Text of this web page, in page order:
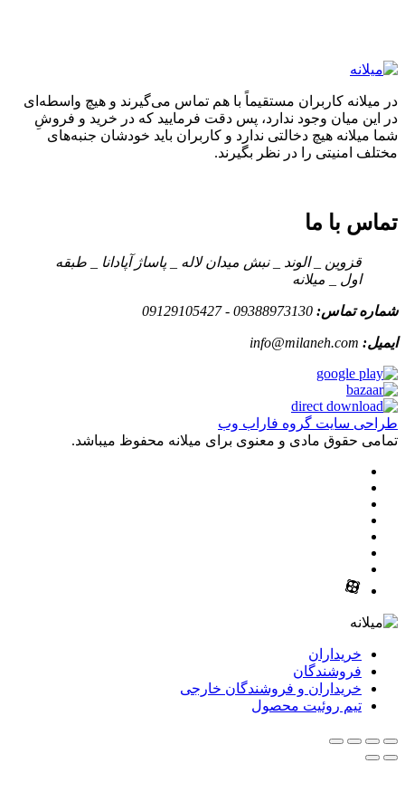
در میلانه کاربران مستقیماً با هم تماس می‌گیرند و هیچ واسطه‌ای
در این میان وجود ندارد، پس دقت فرمایید که در خرید و فروشِ
شما میلانه هیچ دخالتی ندارد و کاربران باید خودشان جنبه‌های
مختلف امنیتی را در نظر بگیرند.
تماس با ما
قزوین _ الوند _ نبش میدان لاله _ پاساژ آپادانا _ طبقه
اول _ میلانه
شماره تماس: 09388973130 - 09129105427
ایمیل: info@milaneh.com
طراحی سایت گروه فاراب وب
تمامی حقوق مادی و معنوی برای میلانه محفوظ میباشد.
خریداران
فروشندگان
خریداران و فروشندگان خارجی
تیم روئیت محصول